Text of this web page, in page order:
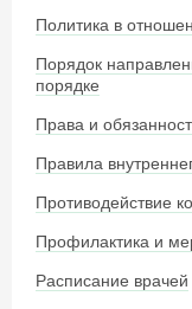
Политика в
Порядок
порядке
Права и
Правила
Противодействие
Профилактика и
Расписание врачей